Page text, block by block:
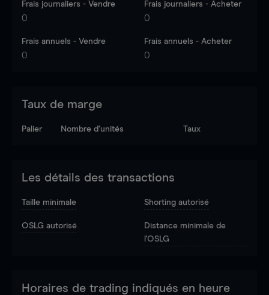
Frais journaliers - Vendre
0
Frais journaliers - Acheter
0
Frais annuels - Vendre
0
Frais annuels - Acheter
0
Taux de marge
Palier Nombre d’unités Taux
Les détails des transactions
Taille minimale Shorting autorisé
OSLG autorisé
Distance minimale de
l'OSLG
Horaires de trading indiqués en heure